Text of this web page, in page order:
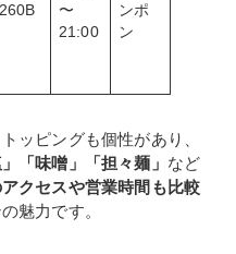
260B
〜
21:00
ンポ
ン
ッピングも個性があり、
「味噌」「担々麺」 など
クセスや営業時間も比較
魅力です。